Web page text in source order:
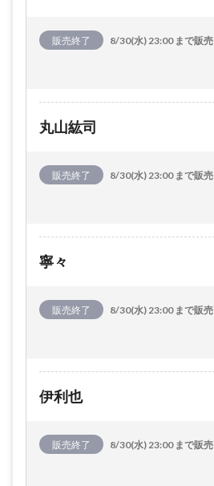
販売終了 8/30(水) 23:00 まで販売
丸山紘司
販売終了 8/30(水) 23:00 まで販売
寧々
販売終了 8/30(水) 23:00 まで販売
伊利也
販売終了 8/30(水) 23:00 まで販売